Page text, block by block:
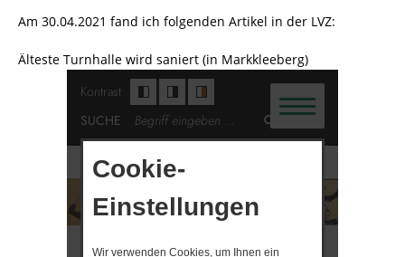
Am 30.04.2021 fand ich folgenden Artikel in der LVZ:
Älteste Turnhalle wird saniert (in Markkleeberg)